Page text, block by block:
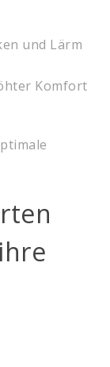
und Lärm
Komfort